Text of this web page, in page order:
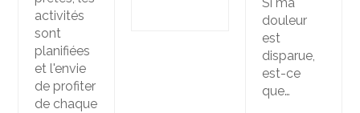
activités
sont
planifiées
et l'envie
de profiter
de chaque
douleur
est
disparue,
est-ce
que…